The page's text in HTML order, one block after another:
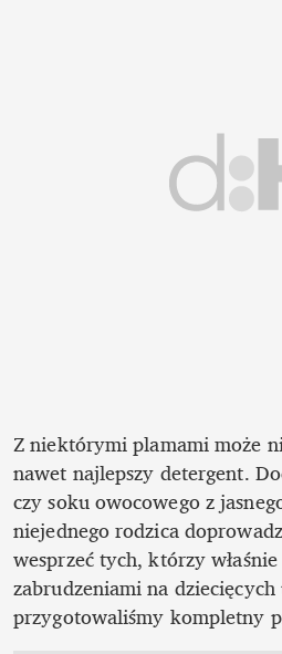
Z niektórymi plamami może
nawet najlepszy detergent.
czy soku owocowego z
niejednego rodzica
wesprzeć tych, którzy
zabrudzeniami na
przygotowaliśmy kompletny